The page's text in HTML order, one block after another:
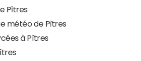
Pîtres
météo de Pîtres
à Pîtres